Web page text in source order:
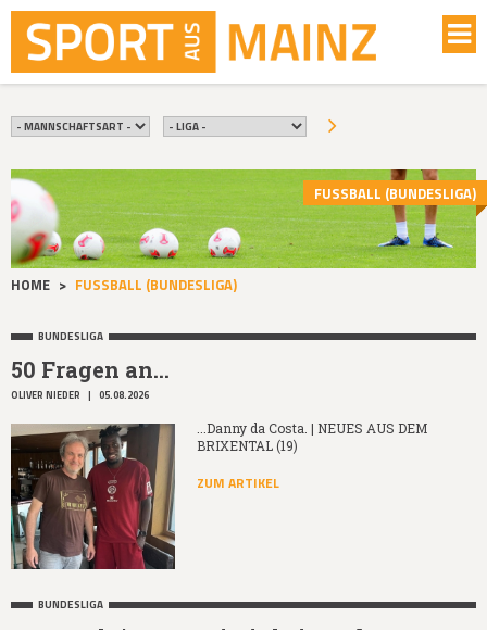
FUSSBALL (BUNDESLIGA)
HOME > FUSSBALL (BUNDESLIGA)
BUNDESLIGA
50 Fragen an...
OLIVER NIEDER | 05.08.2026
...Danny da Costa. | NEUES AUS DEM
BRIXENTAL (19)
ZUM ARTIKEL
BUNDESLIGA